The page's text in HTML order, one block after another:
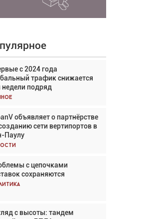
с 2024 года
трафик снижается
недели подряд
объявляет о партнёрстве
сети вертипортов в
Паулу
с цепочками
сохраняются
с высоты: тандем
с высоты: тандем
и БПЛА в
операциях
фотограф Дэйв
«Фотография говорит сама
а ИИ всё портит»
с 2024 года
трафик снижается
недели подряд
самолёт – это актив.